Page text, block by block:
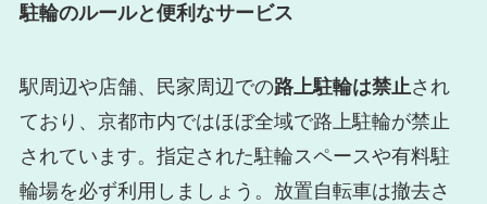
駐輪のルールと便利なサービス
駅周辺や店舗、民家周辺での路上駐輪は禁止され
ており、京都市内ではほぼ全域で路上駐輪が禁止
されています。指定された駐輪スペースや有料駐
輪場を必ず利用しましょう。放置自転車は撤去さ